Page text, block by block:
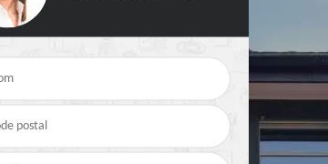
Rehaussement de
Devis fuite de toiture
Suisse